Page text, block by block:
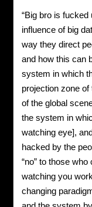
“Big bro is
influence of big
way they direct
and how this can
system in which
projection zone
of the global
the system in
watching eye],
hacked by the
“no” to those
watching you
changing